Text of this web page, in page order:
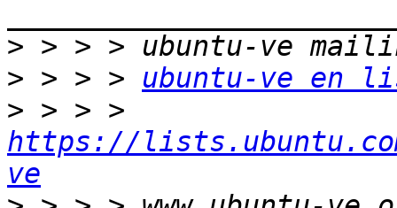
>
> > > > ubuntu-ve en
>
https://
ve